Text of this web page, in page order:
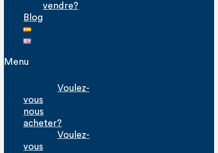
vendre?
Blog
Menu
Voulez-
vous
nous
acheter?
Voulez-
vous